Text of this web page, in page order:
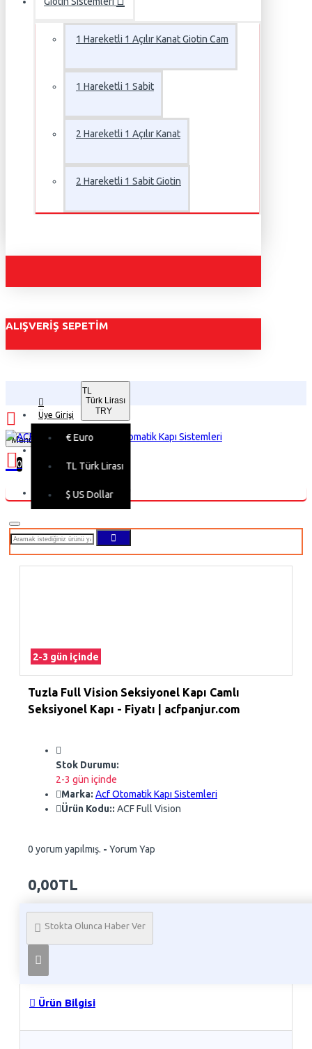
1 Hareketli 1 Açılır Kanat Giotin Cam
1 Hareketli 1 Sabit
2 Hareketli 1 Açılır Kanat
2 Hareketli 1 Sabit Giotin
ALIŞVERIŞ SEPETIM
Üye Girişi
TL
Türk Lirası
TRY
€Euro
TL Türk Lirası
$ US Dollar
Menu
0
Alışveriş sepetiniz boş!
2-3 gün içinde
Tuzla Full Vision Seksiyonel Kapı Camlı
Seksiyonel Kapı - Fiyatı | acfpanjur.com
Stok Durumu:
2-3 gün içinde
Marka: Acf Otomatik Kapı Sistemleri
Ürün Kodu:: ACF Full Vision
0 yorum yapılmış. - Yorum Yap
0,00TL
Stokta Olunca Haber Ver
Telefon İle Sipariş
Ürün Bilgisi